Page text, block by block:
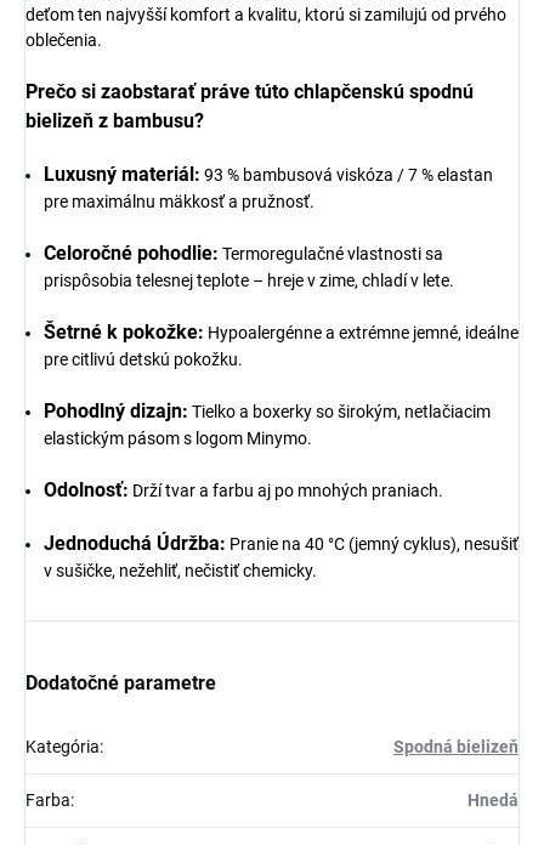
deťom ten najvyšší komfort a kvalitu, ktorú si zamilujú od prvého
oblečenia.
Prečo si zaobstarať práve túto chlapčenskú spodnú
bielizeň z bambusu?
Luxusný materiál: 93 % bambusová viskóza / 7 % elastan
pre maximálnu mäkkosť a pružnosť.
Celoročné pohodlie: Termoregulačné vlastnosti sa
prispôsobia telesnej teplote – hreje v zime, chladí v lete.
Šetrné k pokožke: Hypoalergénne a extrémne jemné, ideálne
pre citlivú detskú pokožku.
Pohodlný dizajn: Tielko a boxerky so širokým, netlačiacim
elastickým pásom s logom Minymo.
Odolnosť: Drží tvar a farbu aj po mnohých praniach.
Jednoduchá Údržba: Pranie na 40 °C (jemný cyklus), nesušiť
v sušičke, nežehliť, nečistiť chemicky.
Dodatočné parametre
Kategória: Spodná bielizeň
Farba: Hnedá